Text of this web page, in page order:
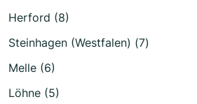
Herford (8)
Steinhagen (Westfalen) (7)
Melle (6)
Löhne (5)